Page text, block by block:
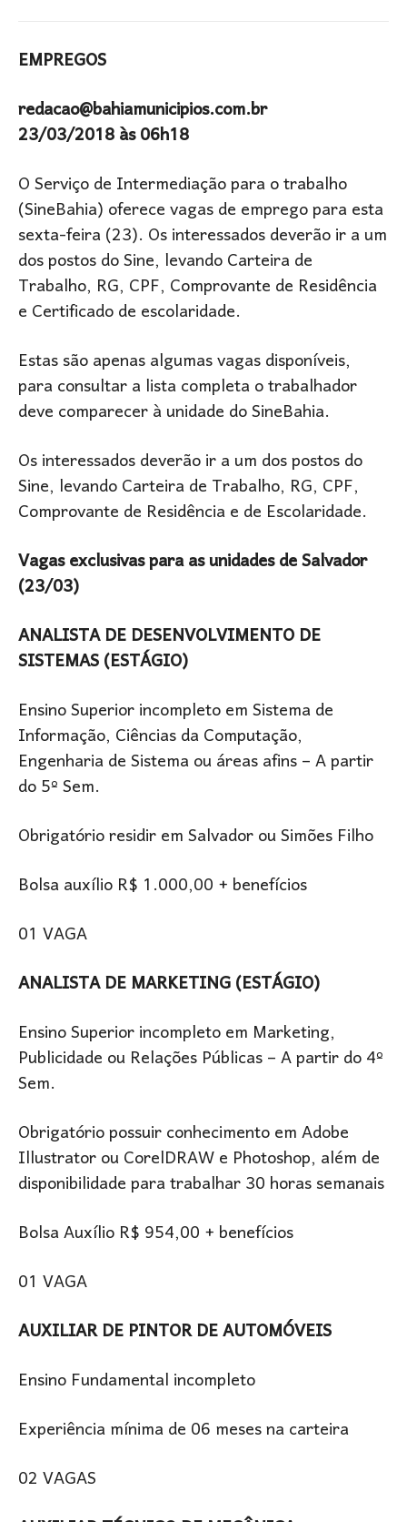
EMPREGOS
redacao@bahiamunicipios.com.br
23/03/2018 às 06h18
O Serviço de Intermediação para o trabalho
(SineBahia) oferece vagas de emprego para esta
sexta-feira (23). Os interessados deverão ir a um
dos postos do Sine, levando Carteira de
Trabalho, RG, CPF, Comprovante de Residência
e Certificado de escolaridade.
Estas são apenas algumas vagas disponíveis,
para consultar a lista completa o trabalhador
deve comparecer à unidade do SineBahia.
Os interessados deverão ir a um dos postos do
Sine, levando Carteira de Trabalho, RG, CPF,
Comprovante de Residência e de Escolaridade.
Vagas exclusivas para as unidades de Salvador
(23/03)
ANALISTA DE DESENVOLVIMENTO DE
SISTEMAS (ESTÁGIO)
Ensino Superior incompleto em Sistema de
Informação, Ciências da Computação,
Engenharia de Sistema ou áreas afins – A partir
do 5º Sem.
Obrigatório residir em Salvador ou Simões Filho
Bolsa auxílio R$ 1.000,00 + benefícios
01 VAGA
ANALISTA DE MARKETING (ESTÁGIO)
Ensino Superior incompleto em Marketing,
Publicidade ou Relações Públicas – A partir do 4º
Sem.
Obrigatório possuir conhecimento em Adobe
Illustrator ou CorelDRAW e Photoshop, além de
disponibilidade para trabalhar 30 horas semanais
Bolsa Auxílio R$ 954,00 + benefícios
01 VAGA
AUXILIAR DE PINTOR DE AUTOMÓVEIS
Ensino Fundamental incompleto
Experiência mínima de 06 meses na carteira
02 VAGAS